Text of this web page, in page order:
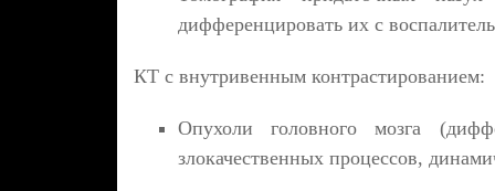
дифференцировать их с
КТ с внутривенным контрастированием:
Опухоли головного мозга
злокачественных процессов,